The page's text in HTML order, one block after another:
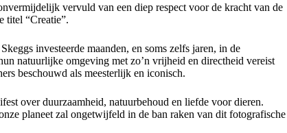
vervuld van een diep respect voor de kracht van de
titel “Creatie”.
investeerde maanden, en soms zelfs jaren, in de
natuurlijke omgeving met zo’n vrijheid en directheid vereist
beschouwd als meesterlijk en iconisch.
over duurzaamheid, natuurbehoud en liefde voor dieren.
planeet zal ongetwijfeld in de ban raken van dit fotografische